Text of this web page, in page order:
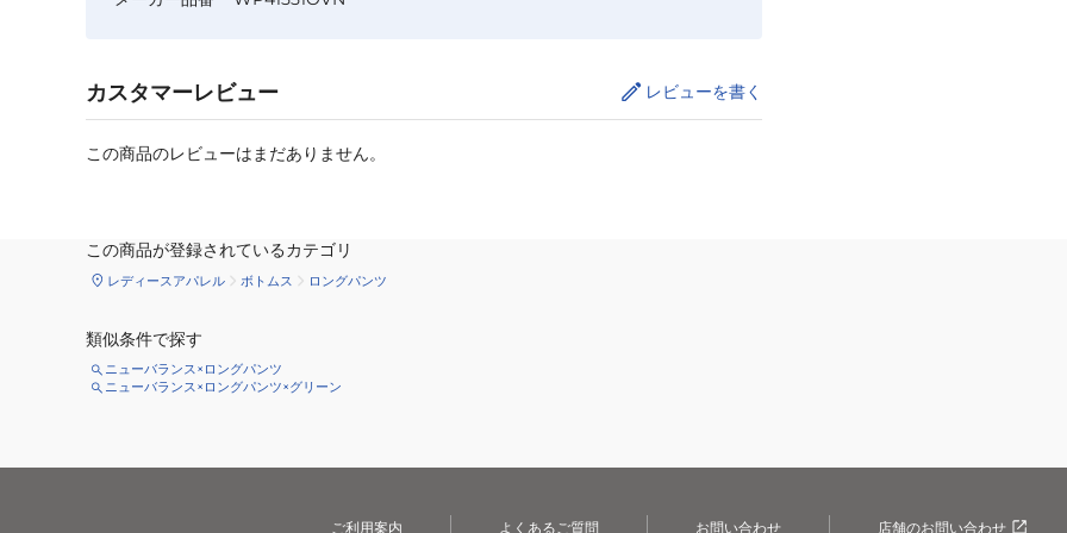
カスタマーレビュー レビューを書く
この商品のレビューはまだありません。
この商品が登録されているカテゴリ
レディースアパレル ボトムス ロングパンツ
類似条件で探す
ニューバランス×ロングパンツ
ニューバランス×ロングパンツ×グリーン
ご利用案内 よくあるご質問 お問い合わせ 店舗のお問い合わせ